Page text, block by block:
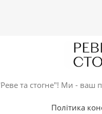
та стогне"! Ми - ваш
Політика